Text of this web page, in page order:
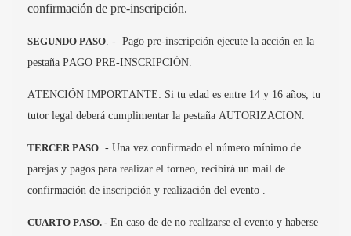
confirmación de pre-inscripción.
SEGUNDO PASO . - Pago pre-inscripción ejecute la acción en la
pestaña PAGO PRE-INSCRIPCIÓN.
ATENCIÓN IMPORTANTE: Si tu edad es entre 14 y 16 años, tu
tutor legal deberá cumplimentar la pestaña AUTORIZACION.
TERCER PASO . - Una vez confirmado el número mínimo de
parejas y pagos para realizar el torneo, recibirá un mail de
confirmación de inscripción y realización del evento .
CUARTO PASO. - En caso de de no realizarse el evento y haberse